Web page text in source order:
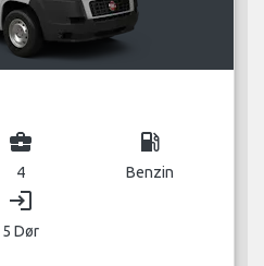
business_center
4
local_gas_station
Benzin
login
5 Dør